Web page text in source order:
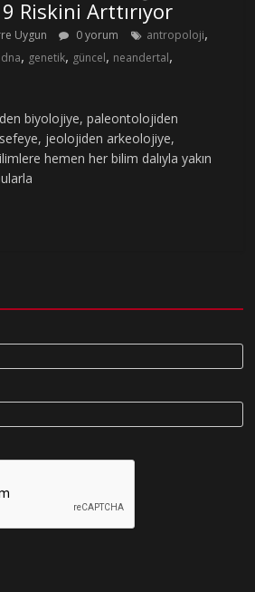
Riskini Arttırıyor
Uygun 0 yorum antropoloji,
dna, genetik, güncel, neandertal,
biyolojiye, paleontolojiden
jeolojiden arkeolojiye,
hemen her bilim dalıyla yakın